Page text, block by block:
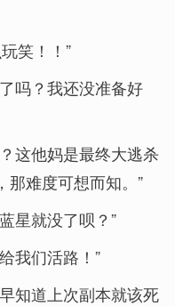
笑！！”
吗？我还没准备好
这他妈是最终大逃杀
那难度可想而知。”
星就没了呗？”
我们活路！”
知道上次副本就该死